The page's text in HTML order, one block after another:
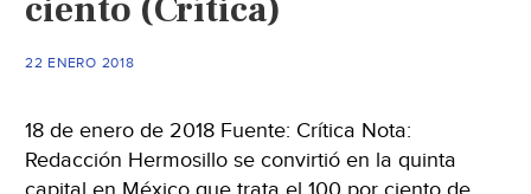
22 ENERO 2018
18 de enero de 2018 Fuente: Crítica Nota:
Redacción Hermosillo se convirtió en la quinta